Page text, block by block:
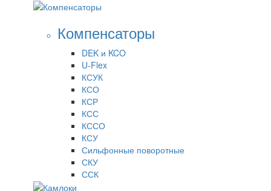
Компенсаторы
DEK и KCO
U-Flex
КСУК
КСО
КСР
КСС
КССО
КСУ
Сильфонные поворотные
СКУ
ССК